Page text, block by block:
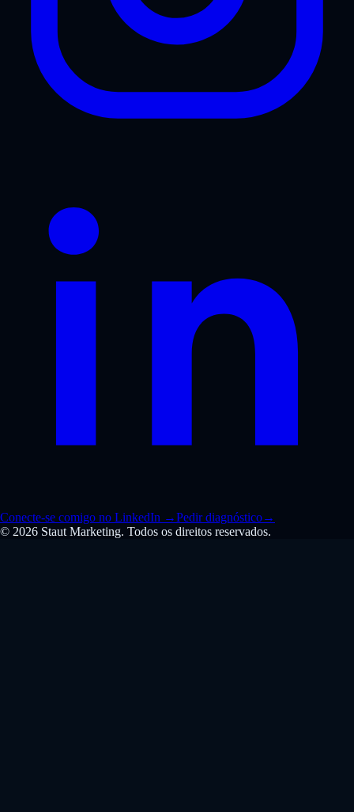
Conecte-se comigo no LinkedIn →Pedir diagnóstico→
© 2026 Staut Marketing. Todos os direitos reservados.